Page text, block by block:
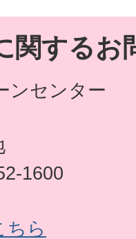
関するお
ンセンター
1600
ちら